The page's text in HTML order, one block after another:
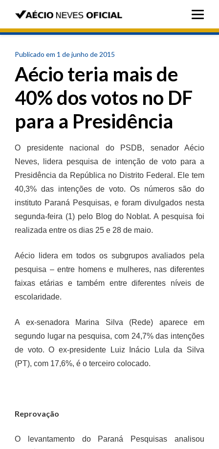
Publicado em 1 de junho de 2015
Aécio teria mais de
40% dos votos no DF
para a Presidência
O presidente nacional do PSDB, senador Aécio
Neves, lidera pesquisa de intenção de voto para a
Presidência da República no Distrito Federal. Ele tem
40,3% das intenções de voto. Os números são do
instituto Paraná Pesquisas, e foram divulgados nesta
segunda-feira (1) pelo Blog do Noblat. A pesquisa foi
realizada entre os dias 25 e 28 de maio.
Aécio lidera em todos os subgrupos avaliados pela
pesquisa – entre homens e mulheres, nas diferentes
faixas etárias e também entre diferentes níveis de
escolaridade.
A ex-senadora Marina Silva (Rede) aparece em
segundo lugar na pesquisa, com 24,7% das intenções
de voto. O ex-presidente Luiz Inácio Lula da Silva
(PT), com 17,6%, é o terceiro colocado.
Reprovação
O levantamento do Paraná Pesquisas analisou